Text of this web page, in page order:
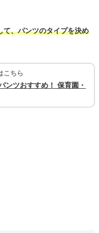
て、パンツのタイプを決め
こちら
ンツおすすめ！ 保育園・